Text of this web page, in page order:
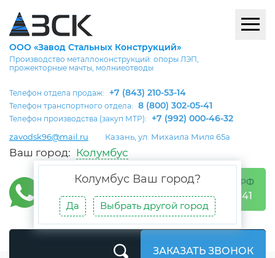
ООО «Завод Стальных Конструкций»
Производство металлоконструкций: опоры ЛЭП,
прожекторные мачты, молниеотводы
Телефон отдела продаж: +7 (843) 210-53-14
Телефон транспортного отдела: 8 (800) 302-05-41
Телефон производства (закуп МТР): +7 (992) 000-46-32
zavodsk96@mail.ru Казань, ул. Михаила Миля 65а
Ваш город: Колумбус
Колумбус Ваш город?
Да Выбрать другой город
БЕСПЛАТНО ПО РФ
8 (800) 302-05-41
ЗАКАЗАТЬ ЗВОНОК